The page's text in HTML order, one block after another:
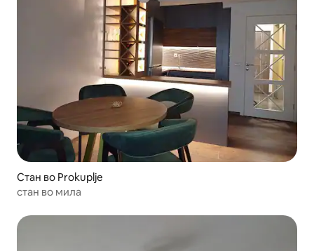
Стан во Prokuplje
стан во мила